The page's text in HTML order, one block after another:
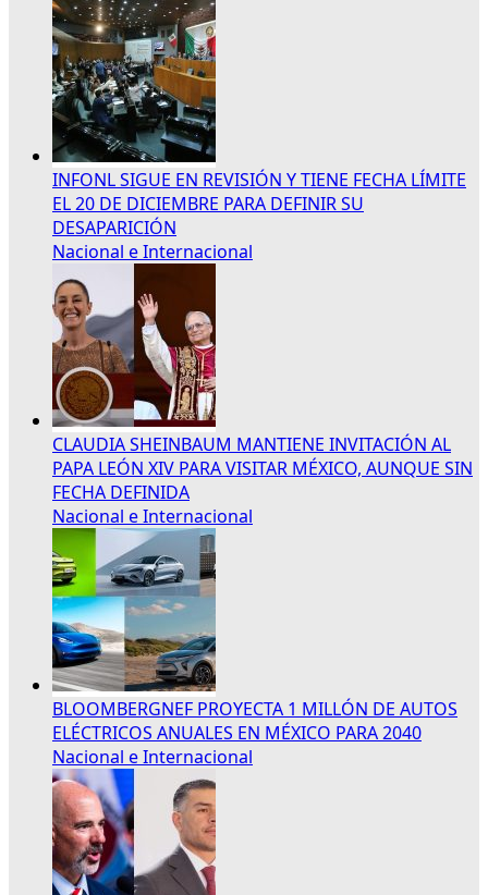
INFONL SIGUE EN REVISIÓN Y TIENE FECHA LÍMITE
EL 20 DE DICIEMBRE PARA DEFINIR SU
DESAPARICIÓN
Nacional e Internacional
CLAUDIA SHEINBAUM MANTIENE INVITACIÓN AL
PAPA LEÓN XIV PARA VISITAR MÉXICO, AUNQUE SIN
FECHA DEFINIDA
Nacional e Internacional
BLOOMBERGNEF PROYECTA 1 MILLÓN DE AUTOS
ELÉCTRICOS ANUALES EN MÉXICO PARA 2040
Nacional e Internacional